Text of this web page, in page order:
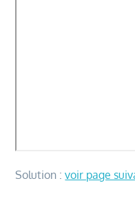
Solution :voir page